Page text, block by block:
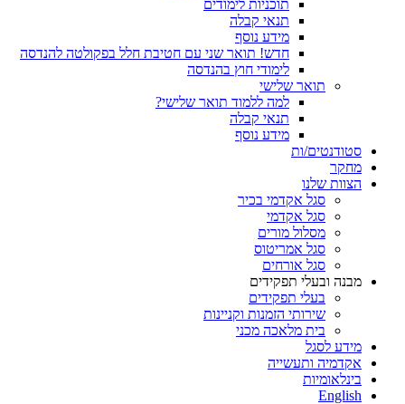
תוכניות לימודים
תנאי קבלה
מידע נוסף
חדש! תואר שני עם חטיבת חלל בפקולטה להנדסה
לימודי חוץ בהנדסה
תואר שלישי
למה ללמוד תואר שלישי?
תנאי קבלה
מידע נוסף
סטודנטים/ות
מחקר
הצוות שלנו
סגל אקדמי בכיר
סגל אקדמי
מסלול מורים
סגל אמריטוס
סגל אורחים
מבנה ובעלי תפקידים
בעלי תפקידים
שירותי הזמנות וקניינות
בית מלאכה מכני
מידע לסגל
אקדמיה ותעשייה
בינלאומיות
English